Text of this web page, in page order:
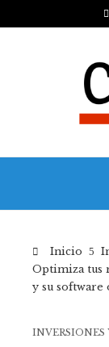
Inicio
Optimiza tus
y su
INVERSIONES